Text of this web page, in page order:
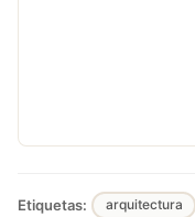
Etiquetas: arquitectura